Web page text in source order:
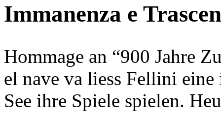
Immanenza e
Hommage an “900 Jahre
el nave va liess Fellini
See ihre Spiele spielen.